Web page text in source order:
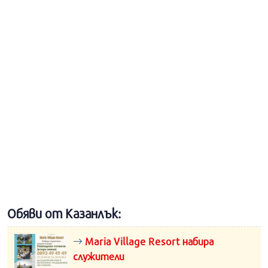
Обяви от Казанлък:
Maria Village Resort набира
служители